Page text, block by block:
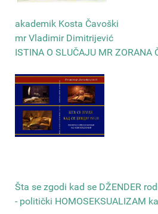
akademik Kosta Čavoški
mr Vladimir Dimitrijević
ISTINA O SLUČAJU MR ZORANA
Šta se zgodi kad se DŽENDER
- politički HOMOSEKSUALIZAM